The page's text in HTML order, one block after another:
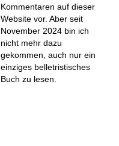
Kommentaren auf dieser
Website vor. Aber seit
November 2024 bin ich
nicht mehr dazu
gekommen, auch nur ein
einziges belletristisches
Buch zu lesen.